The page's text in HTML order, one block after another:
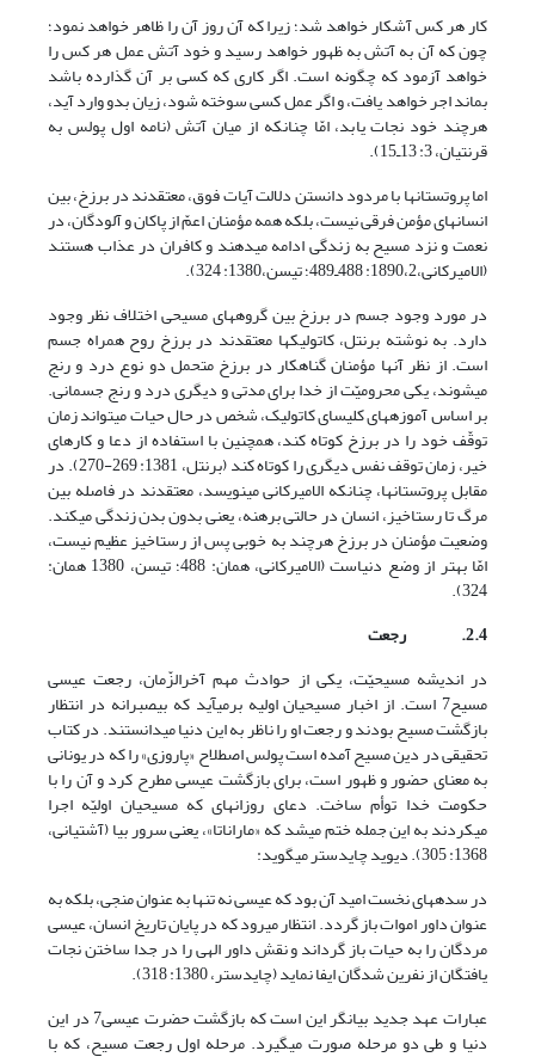
کار هر کس آشکار خواهد شد؛ زیرا که آن روز آن را ظاهر خواهد نمود؛
چون که آن به آتش به ظهور خواهد رسید و خود آتش عمل هر کس را
خواهد آزمود که چگونه است. اگر کاری که کسی بر آن گذارده باشد
بماند اجر خواهد یافت، و اگر عمل کسی سوخته شود، زیان بدو وارد آید،
هرچند خود نجات یابد، امّا چنانکه از میان آتش (نامه اول پولس به
قرنتیان، 3: 13ـ15).
اما پروتستان‏ها با مردود دانستن دلالت آیات فوق، معتقدند در برزخ، بین
انسان‏های مؤمن فرقی نیست، بلکه همه مؤمنان اعمّ از پاکان و آلودگان، در
نعمت و نزد مسیح به زندگی ادامه می‏دهند و کافران در عذاب هستند
(الامیرکانی،1890،2: 488ـ489؛ تیسن،1380: 324).
در مورد وجود جسم در برزخ بین گروه‏های مسیحی اختلاف نظر وجود
دارد. به نوشته برنتل، کاتولیک‏ها معتقدند در برزخ روح همراه جسم
است. از نظر آنها مؤمنان گناهکار در برزخ متحمل دو نوع درد و رنج
می‏شوند، یکی محرومیّت از خدا برای مدتی و دیگری درد و رنج جسمانی.
بر اساس آموزه‏های کلیسای کاتولیک، شخص در حال حیات می‏تواند زمان
توقّف خود را در برزخ کوتاه کند، همچنین با استفاده از دعا و کارهای
خیر، زمان توقف نفس دیگری را کوتاه کند (برنتل، 1381: 269-270). در
مقابل پروتستان‏ها، چنان‏که الامیرکانی می‏نویسد، معتقدند در فاصله بین
مرگ تا رستاخیز، انسان در حالتی برهنه، یعنی بدون بدن زندگی می‏کند.
وضعیت مؤمنان در برزخ هرچند به خوبی پس از رستاخیز عظیم نیست،
امّا بهتر از وضع دنیاست (الامیرکانی، همان: 488؛ تیسن، 1380 همان:
324).
2.4.
رجعت
در اندیشه مسیحیّت، یکی از حوادث مهم آخرالزّمان، رجعت عیسی
مسیح7 است. از اخبار مسیحیان اولیه برمی‏آید که بی‏صبرانه در انتظار
بازگشت مسیح بودند و رجعت او را ناظر به این دنیا می‏دانستند. در کتاب
تحقیقی در دین مسیح آمده است پولس اصطلاح «پاروزی» را که در یونانی
به معنای حضور و ظهور است، برای بازگشت عیسی مطرح کرد و آن را با
حکومت خدا توأم ساخت. دعای روزانه‏ای که مسیحیان اولیّه اجرا
می‏کردند به این جمله ختم می‏شد که «ماراناتا»، یعنی سرور بیا (آشتیانی،
1368: 305). دیوید چایدستر می‏گوید:
در سده‏های نخست امید آن بود که عیسی نه تنها به عنوان منجی، بلکه به
عنوان داور اموات باز گردد. انتظار می‏رود که در پایان تاریخ انسان، عیسی
مردگان را به حیات باز گرداند و نقش داور الهی را در جدا ساختن نجات
یافتگان از نفرین شدگان ایفا نماید (چایدستر، 1380: 318).
عبارات عهد جدید بیان‏گر این است که بازگشت حضرت عیسی7 در این
دنیا و طی دو مرحله صورت می‏گیرد. مرحله اول رجعت مسیح، که با